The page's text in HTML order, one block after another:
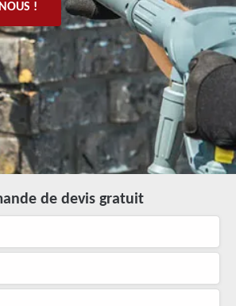
!
de devis gratuit